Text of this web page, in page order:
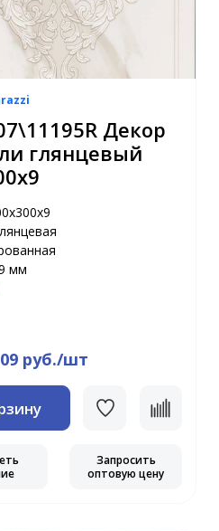
Декор
глянцевый
мм
руб./шт
Запросить
оптовую цену